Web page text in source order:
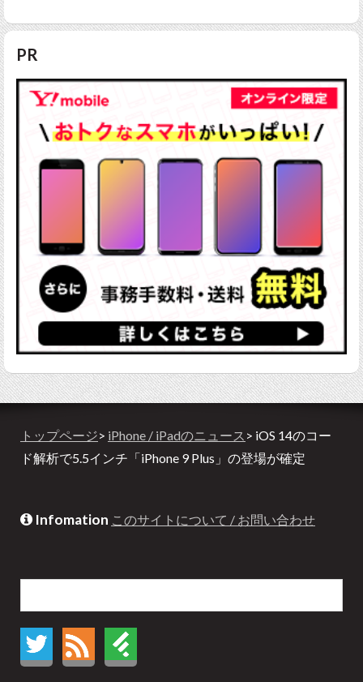
PR
トップページ> iPhone / iPadのニュース > iOS 14のコー
ド解析で5.5インチ「iPhone 9 Plus」の登場が確定
Infomation このサイトについて / お問い合わせ